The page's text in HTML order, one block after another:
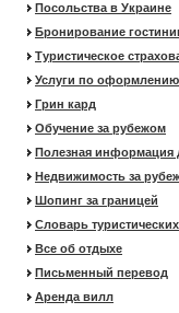
Посольства в Украине
Бронирование
Туристическое
Услуги по
Грин кард
Обучение за рубежом
Полезная информация
Недвижимость за
Шопинг за границей
Словарь
Все об отдыхе
Письменный перевод
Аренда вилл